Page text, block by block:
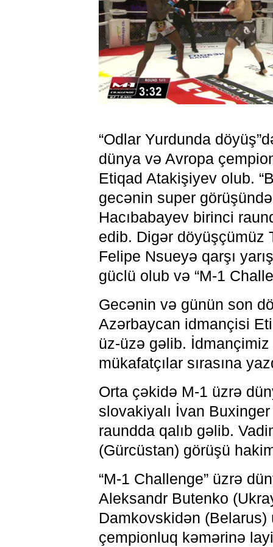
“Odlar Yurdunda
dünya və Avropa
Etiqad Atakişiyev olub.
gecənin super
Hacıbabayev birinci
edib. Digər döyüşçümüz
Felipe Nsueyə qarşı
güclü olub və “M-1
Gecənin və günün son
Azərbaycan idmançisi
üz-üzə gəlib. İdmançimiz
mükafatçılar sırasına
Orta çəkidə M-1 üzrə
slovakiyalı İvan
raundda qalıb gəlib.
(Gürcüstan) görüşü
“M-1 Challenge” üzrə
Aleksandr Butenko
Damkovskidən
çempionluq kəmərinə